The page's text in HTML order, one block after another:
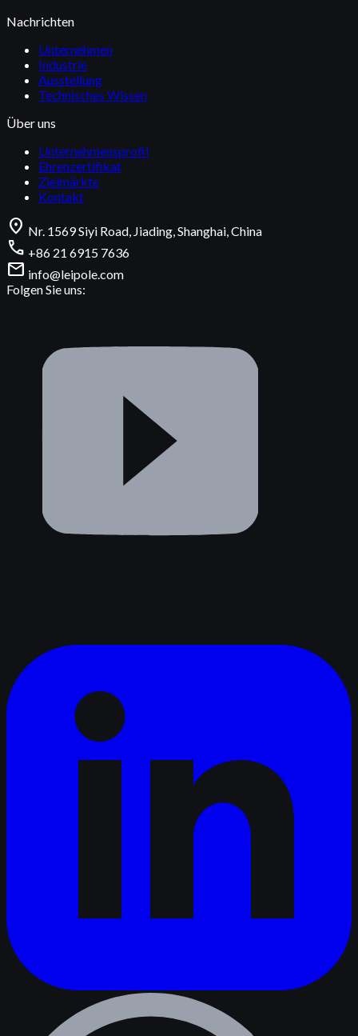
Nachrichten
Unternehmen
Industrie
Ausstellung
Technisches Wissen
Über uns
Unternehmensprofil
Ehrenzertifikat
Zielmärkte
Kontakt
location_on Nr. 1569 Siyi Road, Jiading, Shanghai, China
call +86 21 6915 7636
mail info@leipole.com
Folgen Sie uns: